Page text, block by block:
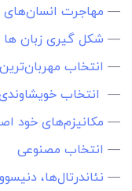
— مهاجرت
— شکل گیری زبان
— انتخاب مهربان‌ترین
— انتخاب
— مکانیزم‌های خود
— انتخاب مصنوعی
— نئاندرتال‌ها،